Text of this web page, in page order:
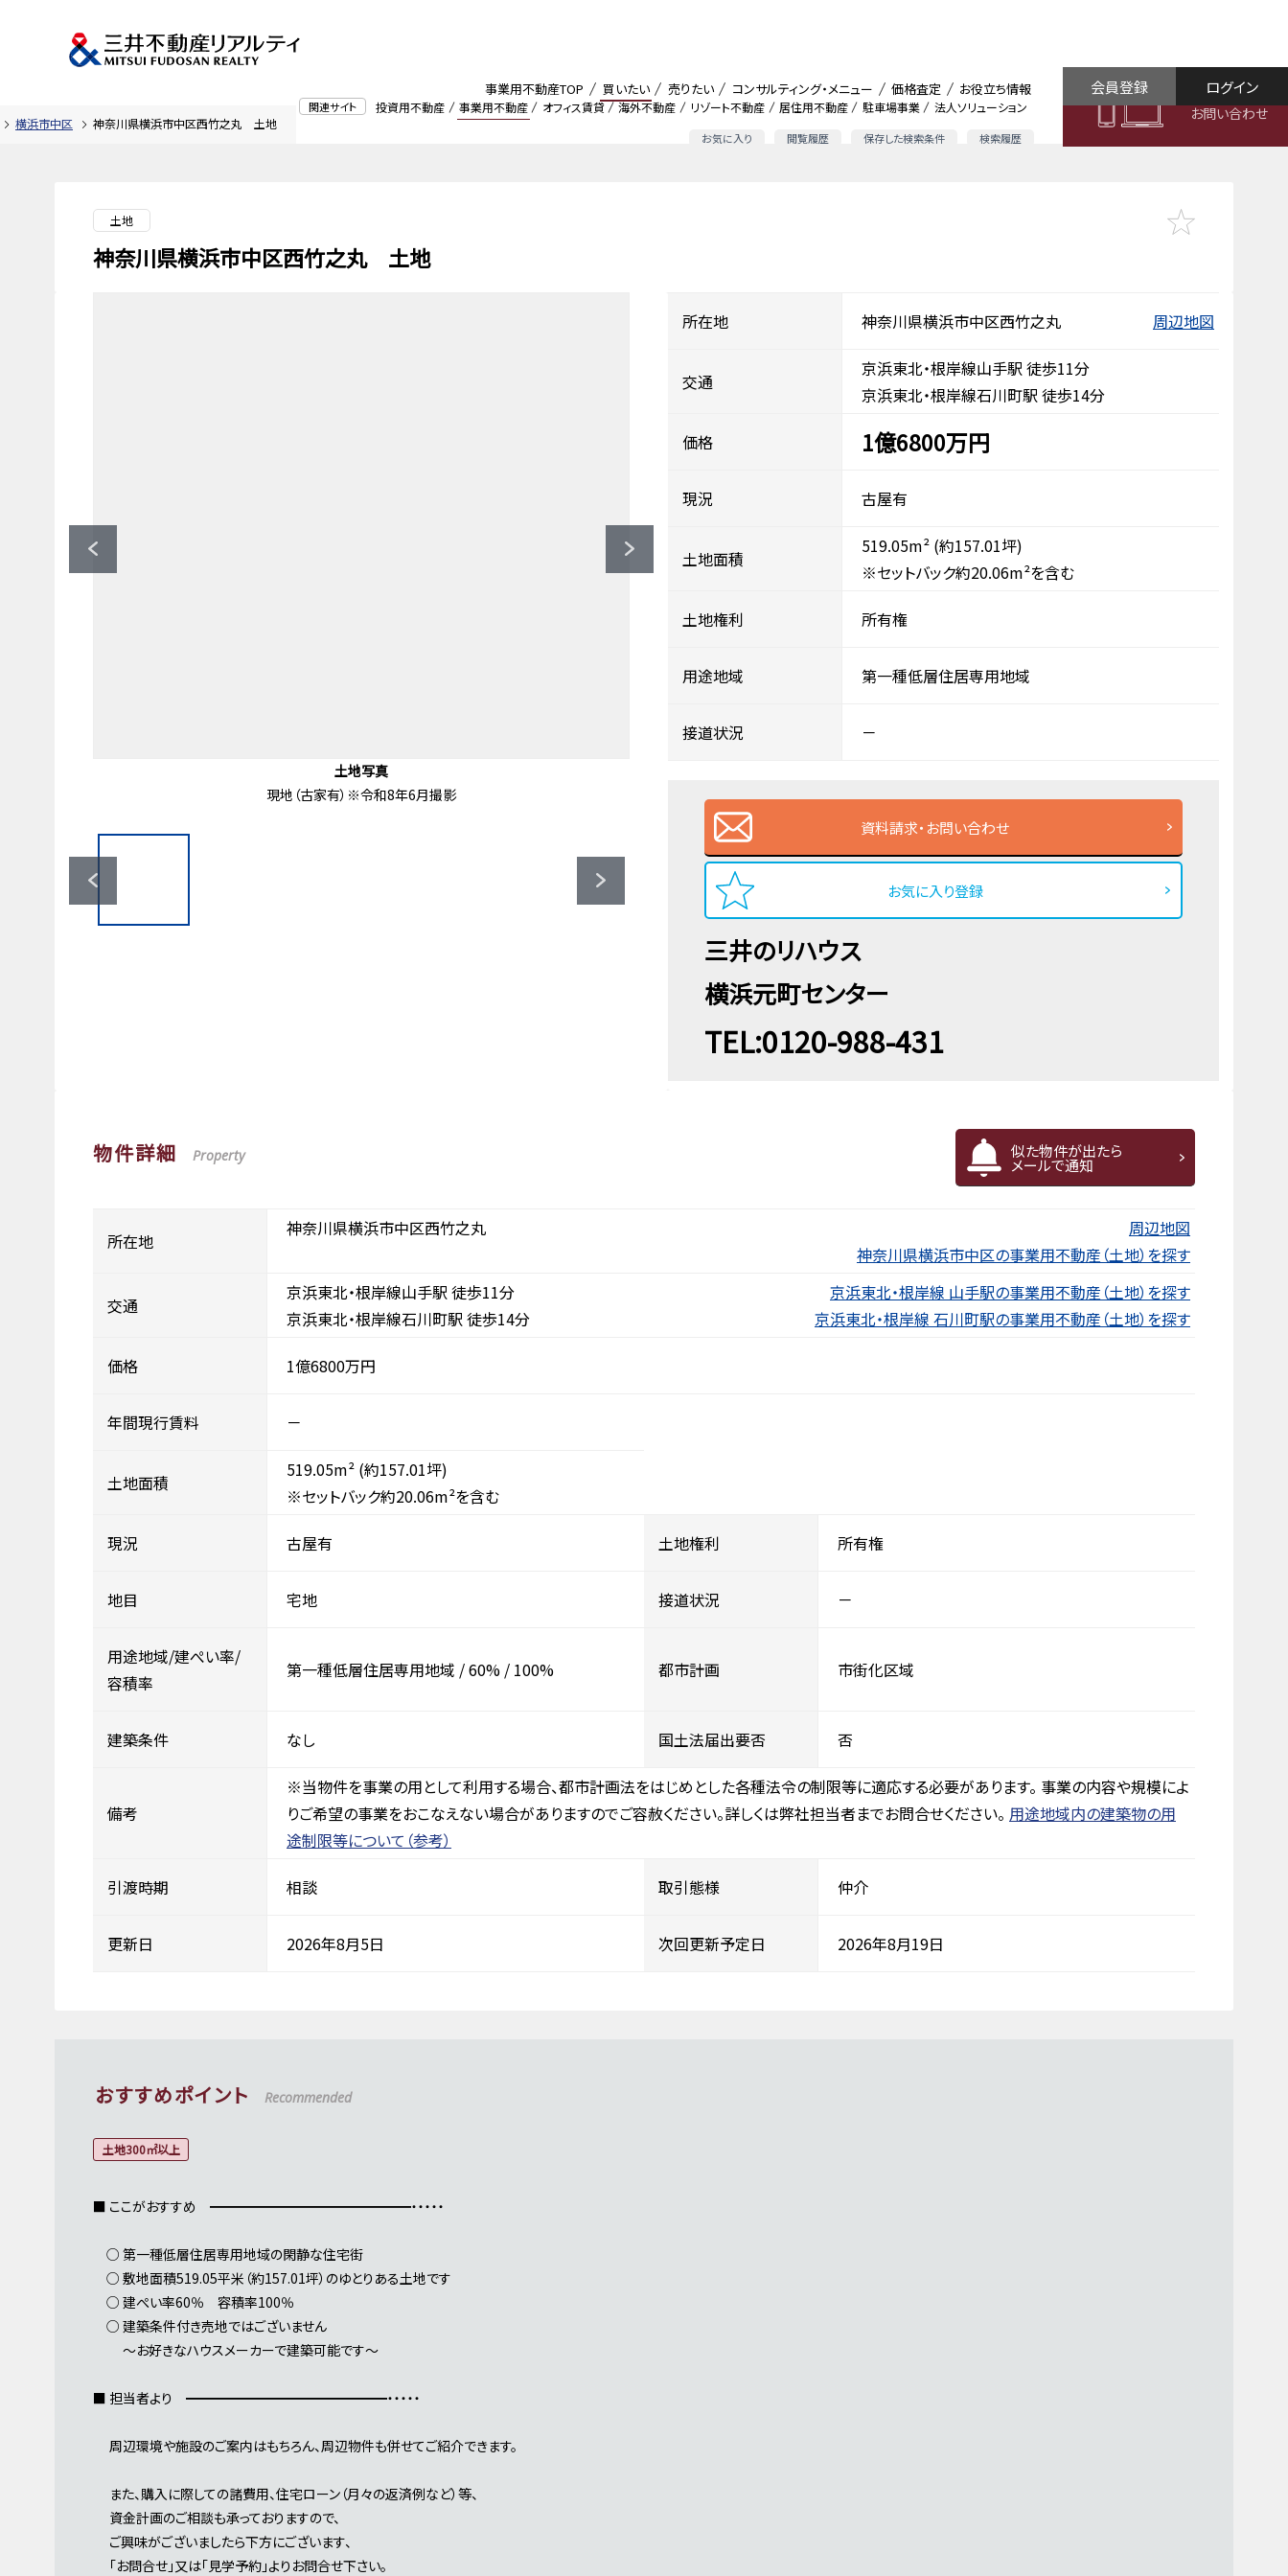
関連サイト 投資用不動産 事業用不動産 オフィス賃貸 海外不動産 リゾート不動産 居住用不動産 駐車場事業 法人ソリューション
お気に入り 閲覧履歴 保存した検索条件 検索履歴
事業用不動産TOP 買いたい 売りたい コンサルティング・メニュー 価格査定 お役立ち情報
お問い合わせ
ログイン
会員登録
横浜市中区 神奈川県横浜市中区西竹之丸 土地
土地
神奈川県横浜市中区西竹之丸 土地
地形図
土地写真
現地（古家有）※令和8年6月撮影
土地写真
現地（古家有）※令和8年6月撮影
土地写真
現地※令和8年6月撮影
土地写真
現地※令和8年6月撮影
前面道路含む外観
前面道路
プチマルシェフジ山元町店（約650ｍ）
柏葉公園（約20ｍ）
横浜市立山元小学校（約540ｍ）
横浜市立仲尾台中学校（約720ｍ）
所在地 神奈川県横浜市中区西竹之丸 周辺地図
交通
京浜東北・根岸線山手駅 徒歩11分
京浜東北・根岸線石川町駅 徒歩14分
価格 1億6800万円
現況 古屋有
土地面積
519.05m² (約157.01坪)
※セットバック約20.06m²を含む
土地権利 所有権
用途地域 第一種低層住居専用地域
接道状況 －
資料請求・お問い合わせ
お気に入り登録
三井のリハウス
横浜元町センター
TEL:0120-988-431
物件詳細 Property 似た物件が出たら
メールで通知
所在地
神奈川県横浜市中区西竹之丸
周辺地図
神奈川県横浜市中区の事業用不動産（土地）を探す
交通
京浜東北・根岸線山手駅 徒歩11分
京浜東北・根岸線 山手駅の事業用不動産（土地）を探す
京浜東北・根岸線石川町駅 徒歩14分
京浜東北・根岸線 石川町駅の事業用不動産（土地）を探す
価格 1億6800万円
年間現行賃料 －
土地面積
519.05m² (約157.01坪)
※セットバック約20.06m²を含む
現況 古屋有 土地権利 所有権
地目 宅地 接道状況 －
用途地域/建ぺい率/
容積率
第一種低層住居専用地域 /60% / 100% 都市計画 市街化区域
建築条件 なし 国土法届出要否 否
備考
※当物件を事業の用として利用する場合、都市計画法をはじめとした各種法令の制限等に適応する必要があります。 事業の内容や規模によ
りご希望の事業をおこなえない場合がありますのでご容赦ください。詳しくは弊社担当者までお問合せください。 用途地域内の建築物の用
途制限等について（参考）
引渡時期 相談 取引態様 仲介
更新日 2026年8月5日 次回更新予定日 2026年8月19日
おすすめポイント Recommended
土地300㎡以上
■ ここがおすすめ ━━━━━━━━━━━━━━━・・・・・
○ 第一種低層住居専用地域の閑静な住宅街
○ 敷地面積519.05平米（約157.01坪）のゆとりある土地です
○ 建ぺい率60％ 容積率100％
○ 建築条件付き売地ではございません
～お好きなハウスメーカーで建築可能です～
■ 担当者より ━━━━━━━━━━━━━━━・・・・・
周辺環境や施設のご案内はもちろん、周辺物件も併せてご紹介できます。
また、購入に際しての諸費用、住宅ローン（月々の返済例など）等、
資金計画のご相談も承っておりますので、
ご興味がございましたら下方にございます、
「お問合せ」又は「見学予約」よりお問合せ下さい。